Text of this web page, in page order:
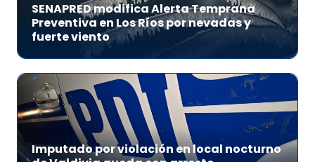
SENAPRED modifica Alerta Temprana
Preventiva en Los Ríos por nevadas y
fuerte viento
Imputado por violación en local nocturno